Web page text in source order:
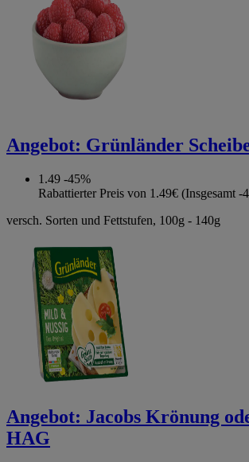
Angebot: Grünländer
1.49 -45%
Rabattierter Preis von 1.49€ (Insgesamt -
versch. Sorten und Fettstufen, 100g - 140g
Angebot: Jacobs Krönung
HAG